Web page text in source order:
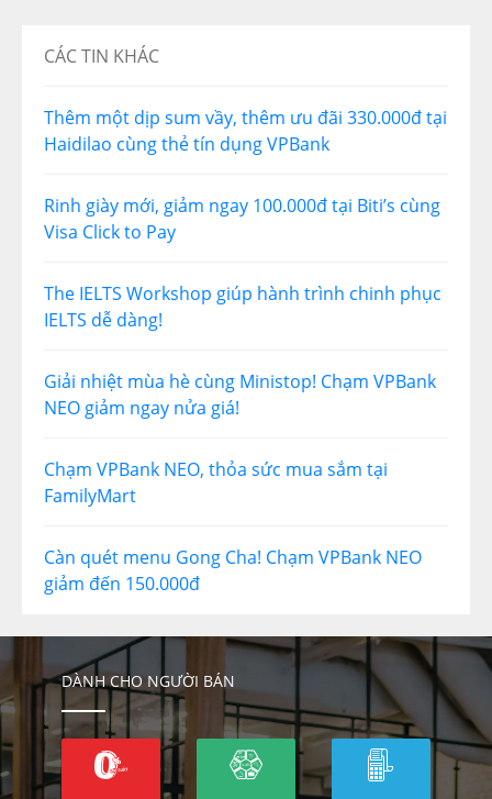
CÁC TIN KHÁC
Thêm một dịp sum vầy, thêm ưu đãi 330.000đ tại
Haidilao cùng thẻ tín dụng VPBank
Rinh giày mới, giảm ngay 100.000đ tại Biti’s cùng
Visa Click to Pay
The IELTS Workshop giúp hành trình chinh phục
IELTS dễ dàng!
Giải nhiệt mùa hè cùng Ministop! Chạm VPBank
NEO giảm ngay nửa giá!
Chạm VPBank NEO, thỏa sức mua sắm tại
FamilyMart
Càn quét menu Gong Cha! Chạm VPBank NEO
giảm đến 150.000đ
DÀNH CHO NGƯỜI BÁN